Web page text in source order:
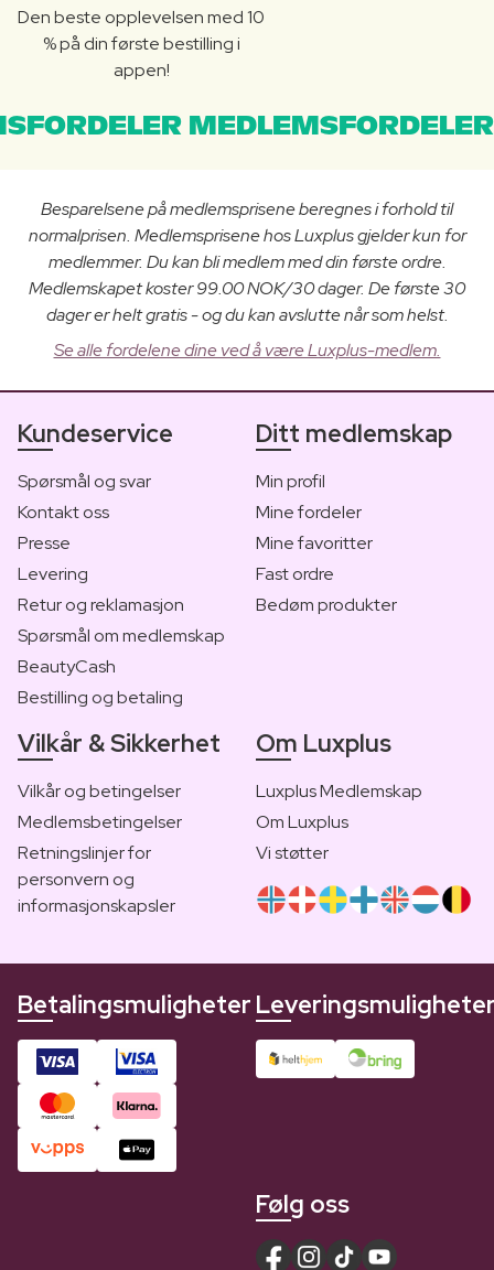
Den beste opplevelsen med 10
% på din første bestilling i
appen!
Besparelsene på medlemsprisene beregnes i forhold til
normalprisen. Medlemsprisene hos Luxplus gjelder kun for
medlemmer. Du kan bli medlem med din første ordre.
Medlemskapet koster 99.00 NOK/30 dager. De første 30
dager er helt gratis - og du kan avslutte når som helst.
Se alle fordelene dine ved å være Luxplus-medlem.
Kundeservice
Spørsmål og svar
Kontakt oss
Presse
Levering
Retur og reklamasjon
Spørsmål om medlemskap
BeautyCash
Bestilling og betaling
Ditt medlemskap
Min profil
Mine fordeler
Mine favoritter
Fast ordre
Bedøm produkter
Vilkår & Sikkerhet
Vilkår og betingelser
Medlemsbetingelser
Retningslinjer for
personvern og
informasjonskapsler
Om Luxplus
Luxplus Medlemskap
Om Luxplus
Vi støtter
Betalingsmuligheter
Følg oss